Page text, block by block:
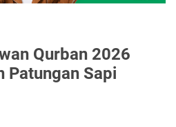
Qurban 2026
Patungan Sapi